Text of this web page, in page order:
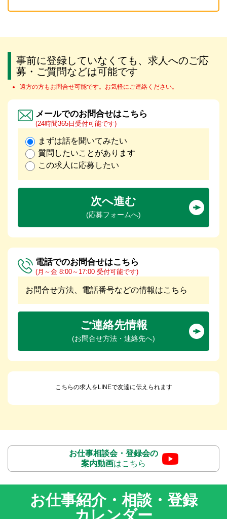
事前に登録していなくても、求人へのご応
募・ご質問などは可能です
遠方の方もお問合せ可能です。お気軽にご連絡ください。
メールでのお問合せはこちら
(24時間365日受付可能です)
まずは話を聞いてみたい
質問したいことがあります
この求人に応募したい
次へ進む
(応募フォームへ)
電話でのお問合せはこちら
(月～金 8:00～17:00 受付可能です)
お問合せ方法、電話番号などの情報はこちら
ご連絡先情報
(お問合せ方法・連絡先へ)
こちらの求人をLINEで友達に伝えられます
お仕事相談会・登録会の
案内動画はこちら
お仕事紹介・相談・登録
カレンダー